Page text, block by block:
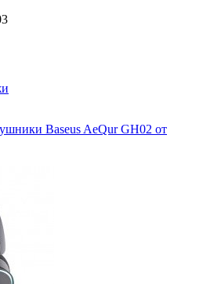
Baseus AeQur GH02 от